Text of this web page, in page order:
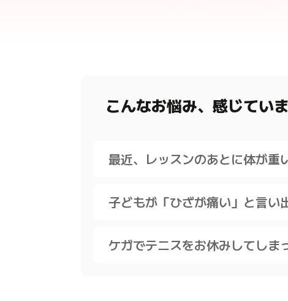
こんなお悩み、感じてい
最近、レッスンのあとに体が重
子どもが「ひざが痛い」と言い
ケガでテニスをお休みしてしま